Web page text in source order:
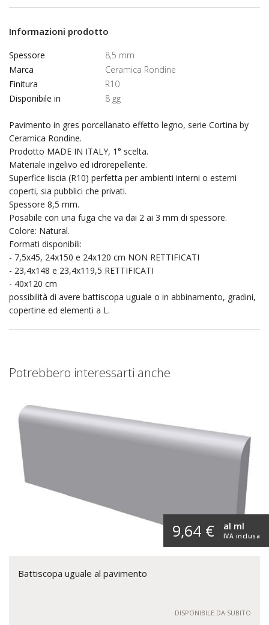
Informazioni prodotto
Spessore
8,5 mm
Marca
Ceramica Rondine
Finitura
R10
Disponibile in
8 gg
Pavimento in gres porcellanato effetto legno, serie Cortina by
Ceramica Rondine.
Prodotto MADE IN ITALY, 1° scelta.
Materiale ingelivo ed idrorepellente.
Superfice liscia (R10) perfetta per ambienti interni o esterni
coperti, sia pubblici che privati.
Spessore 8,5 mm.
Posabile con una fuga che va dai 2 ai 3 mm di spessore.
Colore: Natural.
Formati disponibili:
- 7,5x45, 24x150 e 24x120 cm NON RETTIFICATI
- 23,4x148 e 23,4x119,5 RETTIFICATI
- 40x120 cm
possibilità di avere battiscopa uguale o in abbinamento, gradini,
copertine ed elementi a L.
Potrebbero interessarti anche
9,64 € IVA inclusa
al ml
Battiscopa uguale al pavimento
DISPONIBILE DA SUBITO